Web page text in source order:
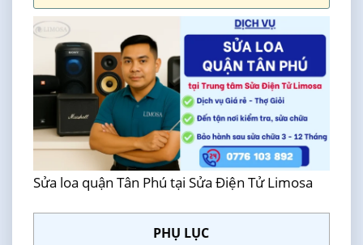
Sửa loa quận Tân Phú tại Sửa Điện Tử Limosa
PHỤ LỤC